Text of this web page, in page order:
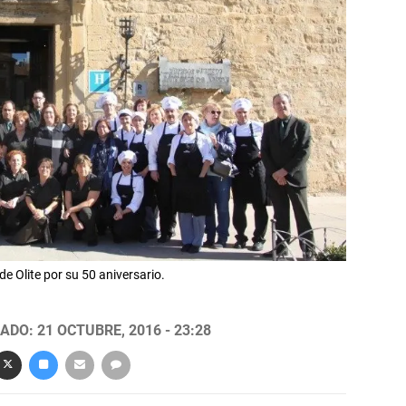
Olite por su 50 aniversario.
21 OCTUBRE, 2016 - 23:28